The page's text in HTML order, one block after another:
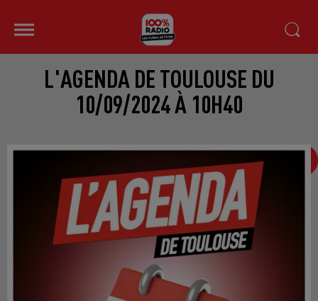
L'AGENDA DE TOULOUSE DU
10/09/2024 À 10H40